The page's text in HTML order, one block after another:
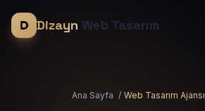
Dizayn Web Tasarım
Ana Sayfa / Web Tasarım Ajansı